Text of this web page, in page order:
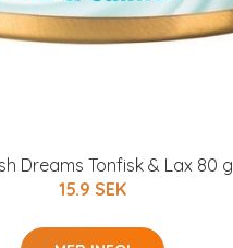
Dreams Tonfisk & Lax 80 g
15.9 SEK